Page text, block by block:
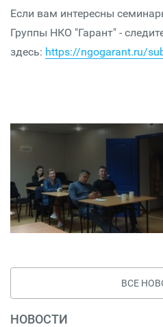
Если вам интересны
Группы НКО "Гарант" -
здесь: https://ngogarant.ru/
ВСЕ
НОВОСТИ